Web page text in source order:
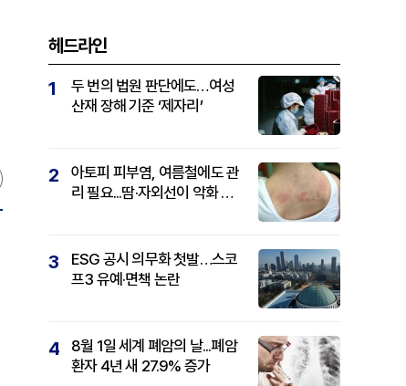
헤드라인
1
두 번의 법원 판단에도…여성
산재 장해 기준 ‘제자리’
2
아토피 피부염, 여름철에도 관
리 필요...땀·자외선이 악화 요
3
ESG 공시 의무화 첫발…스코
프3 유예·면책 논란
4
8월 1일 세계 폐암의 날...폐암
환자 4년 새 27.9% 증가